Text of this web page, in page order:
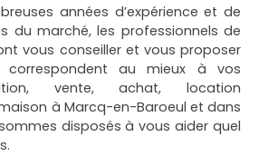
années d’expérience et de
du marché, les professionnels de
vous conseiller et vous proposer
correspondent au mieux à vos
vente, achat, location
à Marcq-en-Baroeul et dans
disposés à vous aider quel